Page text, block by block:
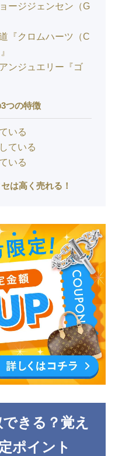
ージジェンセン（G
『クロムハーツ（C
ンジュエリー『ゴ
つの特徴
いる
ている
いる
は高く売れる！
きる？覚え
ポイント